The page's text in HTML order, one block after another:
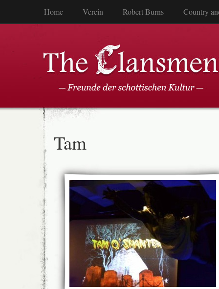
Home Verein Robert Burns Country
Tam